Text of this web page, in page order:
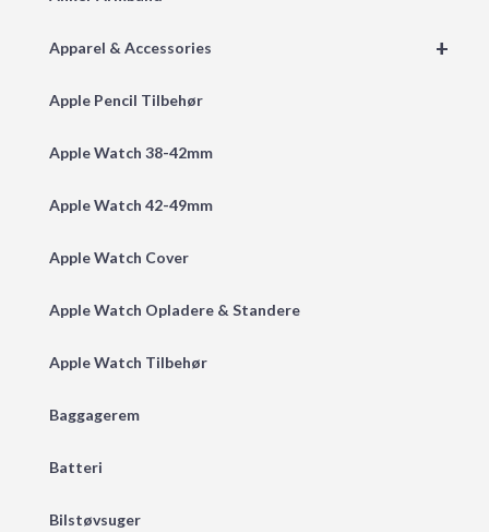
+
Apparel & Accessories
Apple Pencil Tilbehør
Apple Watch 38-42mm
Apple Watch 42-49mm
Apple Watch Cover
Apple Watch Opladere & Standere
Apple Watch Tilbehør
Baggagerem
Batteri
Bilstøvsuger